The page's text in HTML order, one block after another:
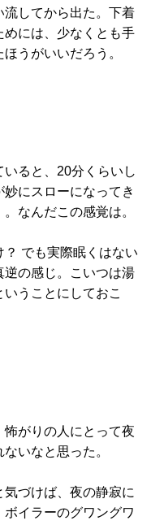
してから出た。下着
には、少なくとも手
うがいいだろう。
ると、20分くらいし
にスローになってき
なんだこの感覚は。
でも実際眠くはない
の感じ。こいつは湯
うことにしておこ
がりの人にとって夜
いなと思った。
づけば、夜の静寂に
イラーのグワングワ